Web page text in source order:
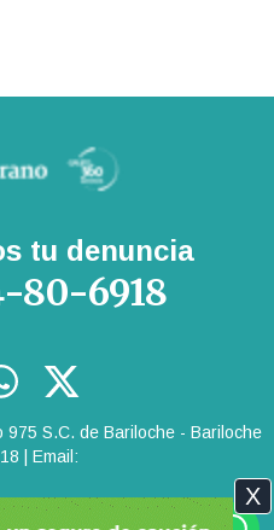
tu denuncia
80-6918
975 S.C. de Bariloche - Bariloche
| Email:
| Archivo X